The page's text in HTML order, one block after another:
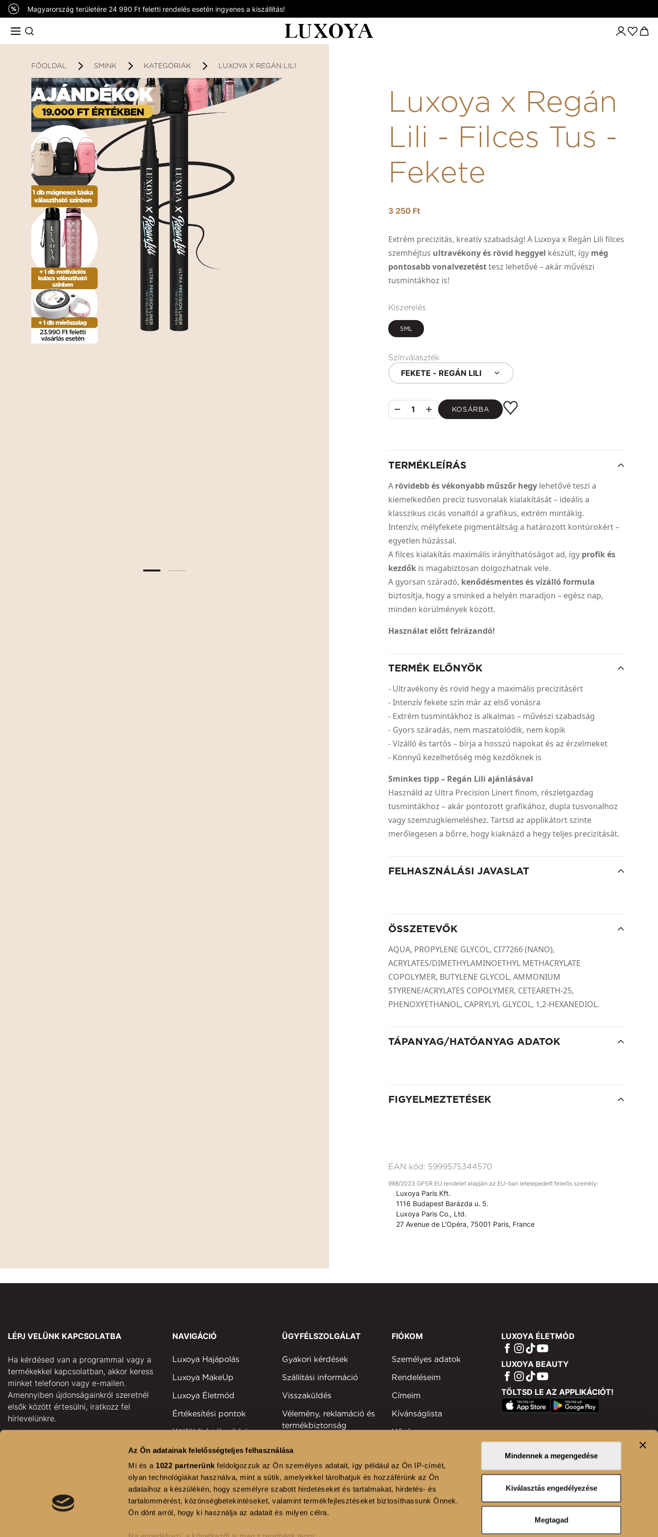
Az Ön adatainak felelősségteljes felhasználása
Mi és a 1022 partnerünk feldolgozzuk az Ön személyes adatait, így például az Ön IP-címét,
olyan technológiákat használva, mint a sütik, amelyekkel tárolhatjuk és hozzáférünk az Ön
adataihoz a készülékén, hogy személyre szabott hirdetéseket és tartalmakat, hirdetés- és
tartalommérést, közönségbetekintéseket, valamint termékfejlesztéseket biztosíthassunk Önnek.
Ön dönt arról, hogy ki használja az adatait és milyen célra.
Mindennek a megengedése
Kiválasztás engedélyezése
Megtagad
Magyarország területére 24 990 Ft feletti rendelés esetén ingyenes a kiszállítás!
FŐOLDAL SMINK KATEGÓRIÁK LUXOYA X REGÁN LILI
Luxoya x Regán
Lili - Filces Tus -
Fekete
3 250 Ft
Extrém precizitás, kreatív szabadság! A Luxoya x Regán Lili filces
szemhéjtus ultravékony és rövid heggyel készült, így még
pontosabb vonalvezetésttesz lehetővé – akár művészi
tusmintákhoz is!
Kiszerelés
5ML
Színválaszték
FEKETE - REGÁN LILI
1 KOSÁRBA
TERMÉKLEÍRÁS
A rövidebb és vékonyabb műszőr hegy lehetővé teszi a
kiemelkedően precíz tusvonalak kialakítását – ideális a
klasszikus cicás vonaltól a grafikus, extrém mintákig.
Intenzív, mélyfekete pigmentáltság a határozott kontúrokért –
egyetlen húzással.
A filces kialakítás maximális irányíthatóságot ad, így profik és
kezdők is magabiztosan dolgozhatnak vele.
A gyorsan száradó, kenődésmentes és vízálló formula
biztosítja, hogy a sminked a helyén maradjon – egész nap,
minden körülmények között.
Használat előtt felrázandó!
TERMÉK ELŐNYÖK
- Ultravékony és rövid hegy a maximális precizitásért
- Intenzív fekete szín már az első vonásra
- Extrém tusmintákhoz is alkalmas – művészi szabadság
- Gyors száradás, nem maszatolódik, nem kopik
- Vízálló és tartós – bírja a hosszú napokat és az érzelmeket
- Könnyű kezelhetőség még kezdőknek is
Sminkes tipp – Regán Lili ajánlásával
Használd az Ultra Precision Linert finom, részletgazdag
tusmintákhoz – akár pontozott grafikához, dupla tusvonalhoz
vagy szemzugkiemeléshez. Tartsd az applikátort szinte
merőlegesen a bőrre, hogy kiaknázd a hegy teljes precizitását.
FELHASZNÁLÁSI JAVASLAT
ÖSSZETEVŐK
AQUA, PROPYLENE GLYCOL, CI77266 (NANO),
ACRYLATES/DIMETHYLAMINOETHYL METHACRYLATE
COPOLYMER, BUTYLENE GLYCOL, AMMONIUM
STYRENE/ACRYLATES COPOLYMER, CETEARETH-25,
PHENOXYETHANOL, CAPRYLYL GLYCOL, 1,2-HEXANEDIOL.
TÁPANYAG/HATÓANYAG ADATOK
FIGYELMEZTETÉSEK
EAN kód: 5999575344570
988/2023 GPSR EU rendelet alapján az EU-ban letelepedett felelős személy:
Luxoya Paris Kft.
1116 Budapest Barázda u. 5.
Luxoya Paris Co., Ltd.
27 Avenue de L'Opéra, 75001 Paris, France
LÉPJ VELÜNK KAPCSOLATBA
Ha kérdésed van a programmal vagy a
termékekkel kapcsolatban, akkor keress
minket telefonon vagy e-mailen.
Amennyiben újdonságainkról szeretnél
elsők között értesülni, iratkozz fel
hírlevelünkre.
HÍRLEVÉL FELIRATKOZÁS
NAVIGÁCIÓ
Luxoya Hajápolás
Luxoya MakeUp
Luxoya Életmód
Értékesítési pontok
Külföldi értékesítési
Területi képviselők
Fodrászszalonok
Kihívás
ÜGYFÉLSZOLGÁLAT
Gyakori kérdések
Szállítási információ
Visszaküldés
Vélemény, reklamáció és
termékbiztonság
FIÓKOM
Személyes adatok
Rendeléseim
Címeim
Kívánságlista
Hűségprogram
LUXOYA ÉLETMÓD
LUXOYA BEAUTY
TÖLTSD LE AZ APPLIKÁCIÓT!